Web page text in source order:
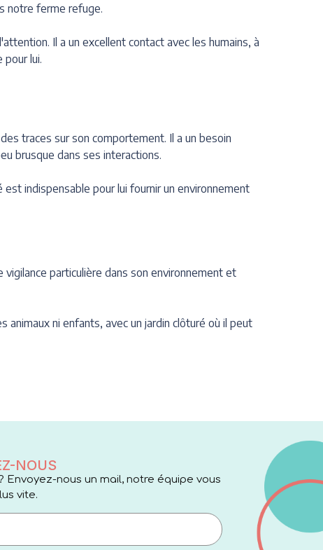
notre ferme refuge.
Il a un excellent contact avec les humains, à
pour lui.
traces sur son comportement. Il a un besoin
brusque dans ses interactions.
indispensable pour lui fournir un environnement
particulière dans son environnement et
ni enfants, avec un jardin clôturé où il peut
NOUS
Envoyez-nous un mail, notre équipe vous
vite.